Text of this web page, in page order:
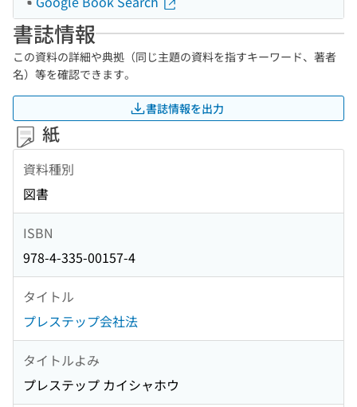
書誌情報
この資料の詳細や典拠（同じ主題の資料を指すキーワード、著者
名）等を確認できます。
書誌情報を出力
紙
資料種別
図書
ISBN
978-4-335-00157-4
タイトル
プレステップ会社法
タイトルよみ
プレステップ カイシャホウ